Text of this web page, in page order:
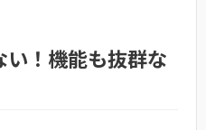
！機能も抜群な